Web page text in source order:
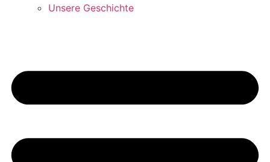
Unsere Geschichte